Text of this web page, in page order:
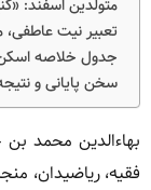
متولدین اسفند:
تعبیر نیت عاطفی،
جدول خلاصه اسکن
سخن پایانی و
بهاءالدین محمد
فقیه، ریاضیدان،